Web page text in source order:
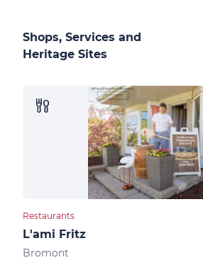
Shops, Services and
Heritage Sites
Restaurants
L'ami Fritz
Bromont